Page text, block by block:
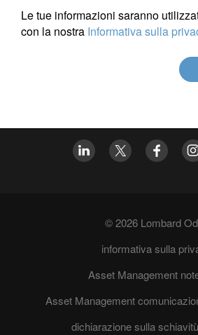
Le tue informazioni saranno
con la nostra Informativa sulla
© 2026 Lombard
informativa sulla
Asset Management
Asset Management
dichiarazione sulla